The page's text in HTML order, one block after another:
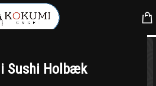
Sushi Holbæk